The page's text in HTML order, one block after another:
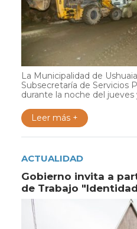
La Municipalidad de
Subsecretaría de Servicios
durante la noche del jueves
Leer más +
ACTUALIDAD
Gobierno invita a
de Trabajo